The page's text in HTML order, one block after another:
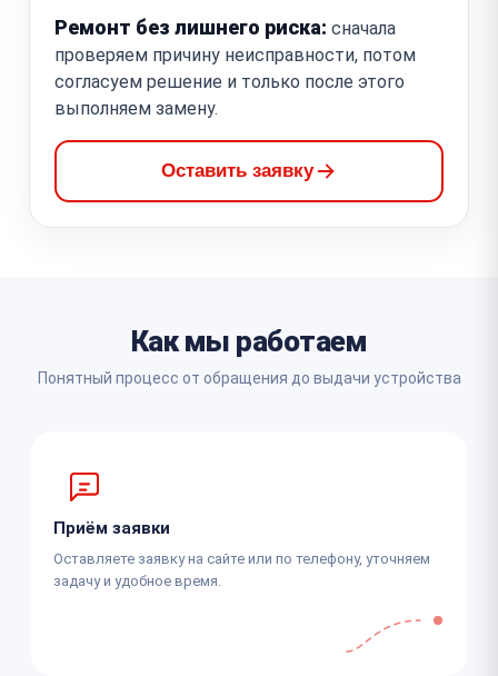
Ремонт без лишнего риска: сначала
проверяем причину неисправности, потом
согласуем решение и только после этого
выполняем замену.
Оставить заявку
Как мы работаем
Понятный процесс от обращения до выдачи устройства
Приём заявки
Оставляете заявку на сайте или по телефону, уточняем
задачу и удобное время.